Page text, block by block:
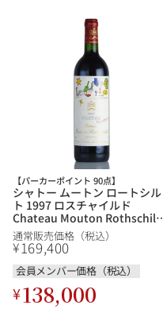
【パーカーポイント 90点】
シャトー ムートン ロートシル
ト 1997 ロスチャイルド
Chateau Mouton Rothschild
フランス ボルドー 赤ワイン
通常販売価格（税込）
¥169,400
会員メンバー価格（税込）
¥138,000